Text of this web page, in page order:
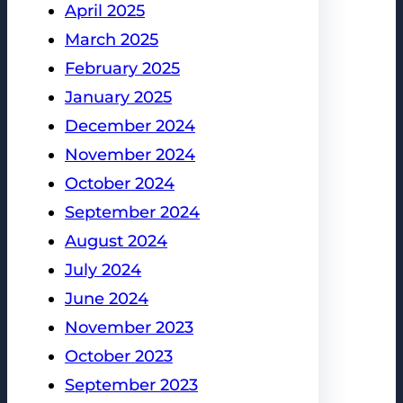
April 2025
March 2025
February 2025
January 2025
December 2024
November 2024
October 2024
September 2024
August 2024
July 2024
June 2024
November 2023
October 2023
September 2023